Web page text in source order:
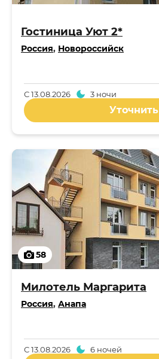
Гостиница Уют 2*
Россия, Новороссийск
С13.08.2026 3 ночи
Уточнить
58
Милотель Маргарита
Россия, Анапа
С13.08.2026 6 ночей